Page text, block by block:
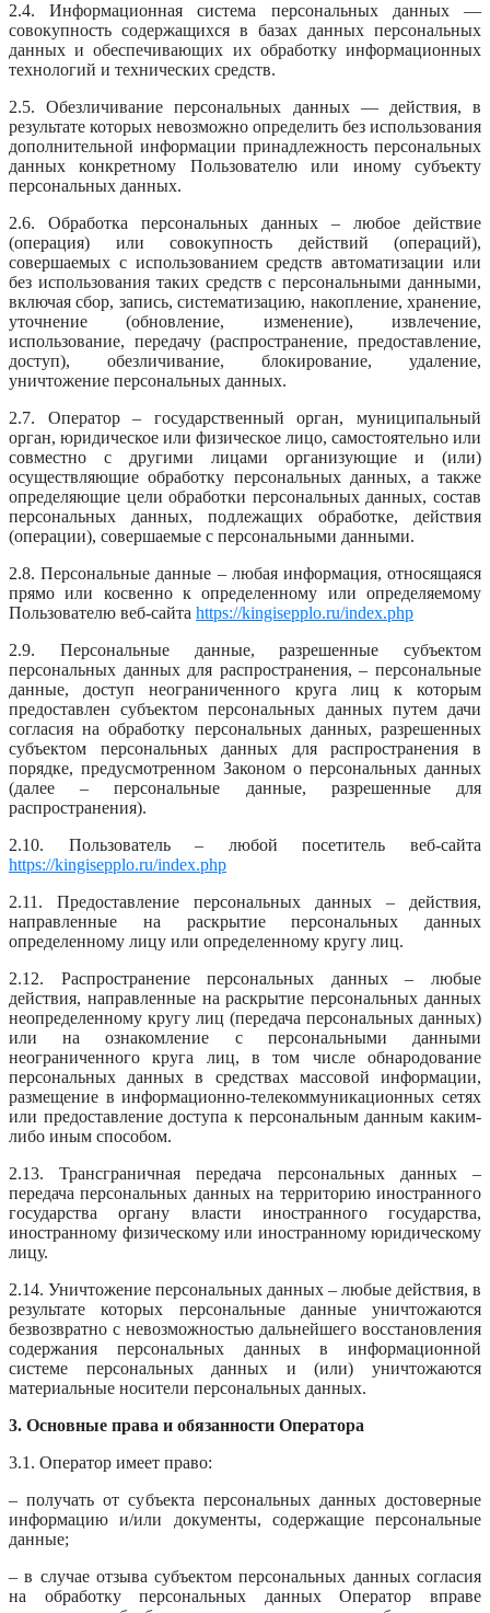
2.4. Информационная система персональных данных —
совокупность содержащихся в базах данных персональных
данных и обеспечивающих их обработку информационных
технологий и технических средств.
2.5. Обезличивание персональных данных — действия, в
результате которых невозможно определить без использования
дополнительной информации принадлежность персональных
данных конкретному Пользователю или иному субъекту
персональных данных.
2.6. Обработка персональных данных – любое действие
(операция) или совокупность действий (операций),
совершаемых с использованием средств автоматизации или
без использования таких средств с персональными данными,
включая сбор, запись, систематизацию, накопление, хранение,
уточнение (обновление, изменение), извлечение,
использование, передачу (распространение, предоставление,
доступ), обезличивание, блокирование, удаление,
уничтожение персональных данных.
2.7. Оператор – государственный орган, муниципальный
орган, юридическое или физическое лицо, самостоятельно или
совместно с другими лицами организующие и (или)
осуществляющие обработку персональных данных, а также
определяющие цели обработки персональных данных, состав
персональных данных, подлежащих обработке, действия
(операции), совершаемые с персональными данными.
2.8. Персональные данные – любая информация, относящаяся
прямо или косвенно к определенному или определяемому
Пользователю веб-сайта https://kingisepplo.ru/index.php
2.9. Персональные данные, разрешенные субъектом
персональных данных для распространения, – персональные
данные, доступ неограниченного круга лиц к которым
предоставлен субъектом персональных данных путем дачи
согласия на обработку персональных данных, разрешенных
субъектом персональных данных для распространения в
порядке, предусмотренном Законом о персональных данных
(далее – персональные данные, разрешенные для
распространения).
2.10. Пользователь – любой посетитель веб-сайта
https://kingisepplo.ru/index.php
2.11. Предоставление персональных данных – действия,
направленные на раскрытие персональных данных
определенному лицу или определенному кругу лиц.
2.12. Распространение персональных данных – любые
действия, направленные на раскрытие персональных данных
неопределенному кругу лиц (передача персональных данных)
или на ознакомление с персональными данными
неограниченного круга лиц, в том числе обнародование
персональных данных в средствах массовой информации,
размещение в информационно-телекоммуникационных сетях
или предоставление доступа к персональным данным каким-
либо иным способом.
2.13. Трансграничная передача персональных данных –
передача персональных данных на территорию иностранного
государства органу власти иностранного государства,
иностранному физическому или иностранному юридическому
лицу.
2.14. Уничтожение персональных данных – любые действия, в
результате которых персональные данные уничтожаются
безвозвратно с невозможностью дальнейшего восстановления
содержания персональных данных в информационной
системе персональных данных и (или) уничтожаются
материальные носители персональных данных.
3. Основные права и обязанности Оператора
3.1. Оператор имеет право:
– получать от субъекта персональных данных достоверные
информацию и/или документы, содержащие персональные
данные;
– в случае отзыва субъектом персональных данных согласия
на обработку персональных данных Оператор вправе